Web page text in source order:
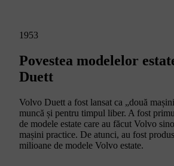
1953
Povestea modelelor
Duett
Volvo Duett a fost lansat ca „două
muncă și pentru timpul liber. A fost
de modele estate care au făcut Volvo
mașini practice. De atunci, au fost
milioane de modele Volvo estate.